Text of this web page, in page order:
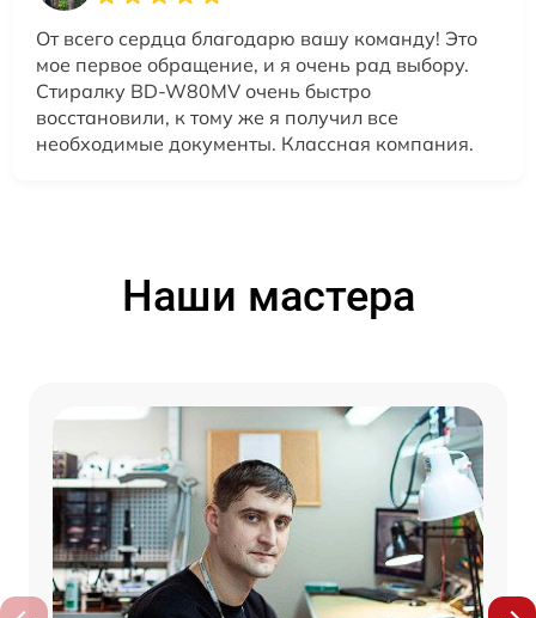
От всего сердца благодарю вашу команду! Это
мое первое обращение, и я очень рад выбору.
Стиралку BD-W80MV очень быстро
восстановили, к тому же я получил все
необходимые документы. Классная компания.
Наши мастера